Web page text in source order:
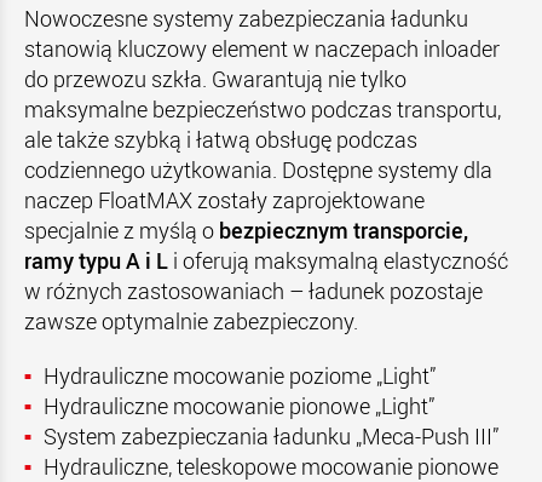
Nowoczesne systemy zabezpieczania ładunku
stanowią kluczowy element w naczepach inloader
do przewozu szkła. Gwarantują nie tylko
maksymalne bezpieczeństwo podczas transportu,
ale także szybką i łatwą obsługę podczas
codziennego użytkowania. Dostępne systemy dla
naczep FloatMAX zostały zaprojektowane
specjalnie z myślą o bezpiecznym transporcie,
ramy typu A i L i oferują maksymalną elastyczność
w różnych zastosowaniach – ładunek pozostaje
zawsze optymalnie zabezpieczony.
Hydrauliczne mocowanie poziome „Light”
Hydrauliczne mocowanie pionowe „Light”
System zabezpieczania ładunku „Meca-Push III”
Hydrauliczne, teleskopowe mocowanie pionowe